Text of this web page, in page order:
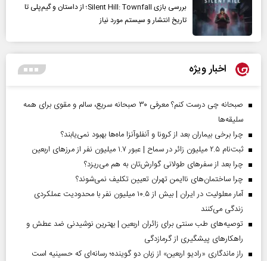
بررسی بازی Silent Hill: Townfall؛ از داستان و گیم‌پلی تا
تاریخ انتشار و سیستم مورد نیاز
اخبار ویژه
صبحانه چی درست کنم؟ معرفی ۳۰ صبحانه سریع، سالم و مقوی برای همه
سلیقه‌ها
چرا برخی بیماران بعد از کرونا و آنفلوآنزا ماه‌ها بهبود نمی‌یابند؟
ثبت‌نام ۲.۵ میلیون زائر در سماح | عبور ۱.۷ میلیون نفر از مرز‌های اربعین
چرا بعد از سفرهای طولانی گوارش‌تان به هم می‌ریزد؟
چرا ساختمان‌های ناایمن تهران تعیین تکلیف نمی‌شوند؟
آمار معلولیت در ایران | بیش از ۱۰.۵ میلیون نفر با محدودیت عملکردی
زندگی می‌کنند
توصیه‌های طب سنتی برای زائران اربعین | بهترین نوشیدنی ضد عطش و
راهکارهای پیشگیری از گرمازدگی
راز ماندگاری «رادیو اربعین» از زبان دو گوینده؛ رسانه‌ای که حسینیه است